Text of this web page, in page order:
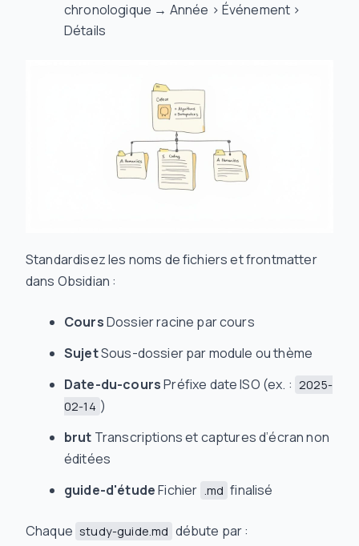
chronologique → Année > Événement >
Détails
Standardisez les noms de fichiers et frontmatter
dans Obsidian :
CoursDossier racine par cours
SujetSous-dossier par module ou thème
Date-du-coursPréfixe date ISO (ex. : 2025-
02-14 )
brut Transcriptions et captures d’écran non
éditées
guide-d'étudeFichier .md finalisé
Chaque study-guide.md débute par :